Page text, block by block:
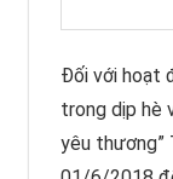
Đối với hoạt
trong dịp hè
yêu